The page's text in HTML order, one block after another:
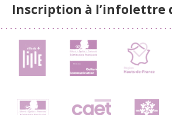
Inscription à l’infolettre